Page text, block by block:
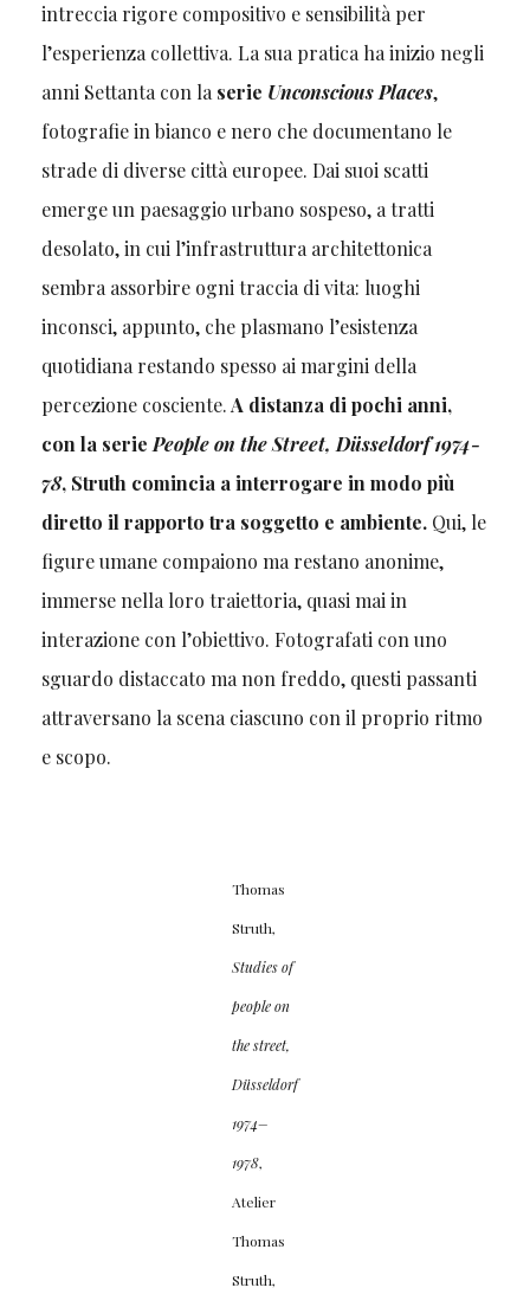
intreccia rigore compositivo e sensibilità per
l’esperienza collettiva. La sua pratica ha inizio negli
anni Settanta con laserie Unconscious Places,
fotografie in bianco e nero che documentano le
strade di diverse città europee. Dai suoi scatti
emerge un paesaggio urbano sospeso, a tratti
desolato, in cui l’infrastruttura architettonica
sembra assorbire ogni traccia di vita: luoghi
inconsci, appunto, che plasmano l’esistenza
quotidiana restando spesso ai margini della
percezione cosciente.A distanza di pochi anni,
con la seriePeople on the Street, Düsseldorf 1974-
78, Struth comincia a interrogare in modo più
diretto il rapporto tra soggetto e ambiente. Qui, le
figure umane compaiono ma restano anonime,
immerse nella loro traiettoria, quasi mai in
interazione con l’obiettivo. Fotografati con uno
sguardo distaccato ma non freddo, questi passanti
attraversano la scena ciascuno con il proprio ritmo
e scopo.
Thomas
Struth,
Studies of
people on
the street,
Düsseldorf
1974–
1978,
Atelier
Thomas
Struth,